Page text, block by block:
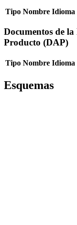
Tipo Nombre Idioma
Documentos de
Producto (DAP)
Tipo Nombre Idioma
Esquemas